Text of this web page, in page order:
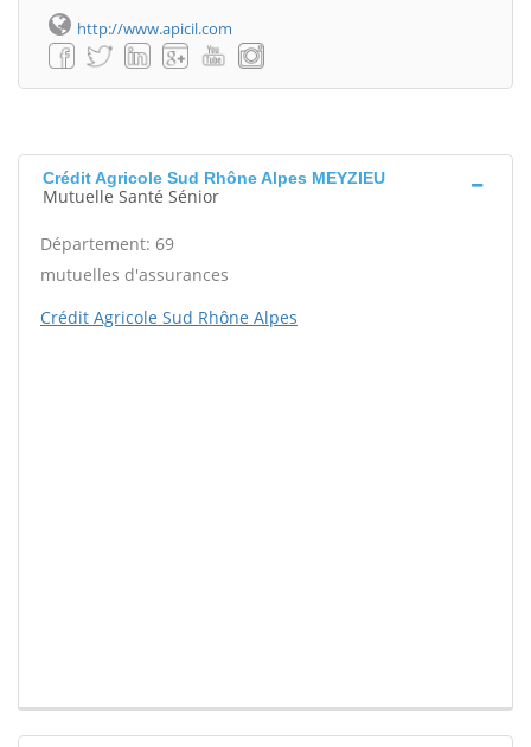
http://www.apicil.com
Crédit Agricole Sud Rhône Alpes MEYZIEU
Mutuelle Santé Sénior
Département: 69
mutuelles d'assurances
Crédit Agricole Sud Rhône Alpes